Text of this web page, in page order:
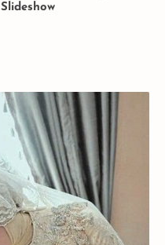
Slideshow